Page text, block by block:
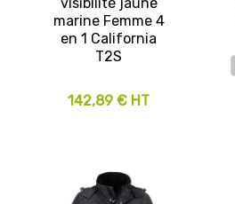
marine Femme 4
en 1 California
T2S
142,89 € HT